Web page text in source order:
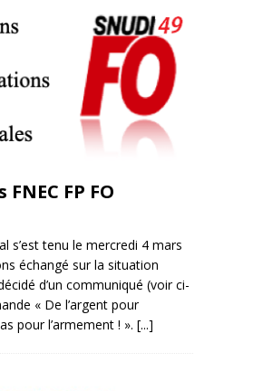
FNEC FP FO
s’est tenu le mercredi 4 mars
échangé sur la situation
d’un communiqué (voir ci-
« De l’argent pour
pour l’armement ! ». [...]